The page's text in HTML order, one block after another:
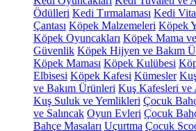
Ödülleri Kedi Tırmalaması Kedi
Çantası Köpek Malzemeleri Köpek
Köpek Oyuncakları Köpek Mama
Güvenlik Köpek Hijyen ve Bakım
Köpek Maması Köpek Kulübesi
Elbisesi Köpek Kafesi Kümesler
ve Bakım Ürünleri Kuş Kafesleri ve
Kuş Suluk ve Yemlikleri Çocuk
ve Salıncak Oyun Evleri Çocuk
Bahçe Masaları Uçurtma Çocuk